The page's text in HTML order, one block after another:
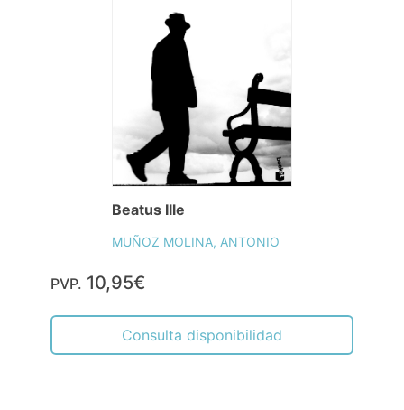
Beatus Ille
MUÑOZ MOLINA, ANTONIO
PVP. 10,95€
Consulta disponibilidad